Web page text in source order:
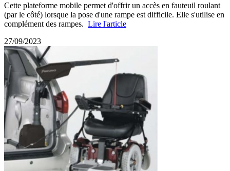
Cette plateforme mobile permet d'offrir un accès en fauteuil roulant
(par le côté) lorsque la pose d'une rampe est difficile. Elle s'utilise en
complément des rampes. Lire l'article
27/09/2023